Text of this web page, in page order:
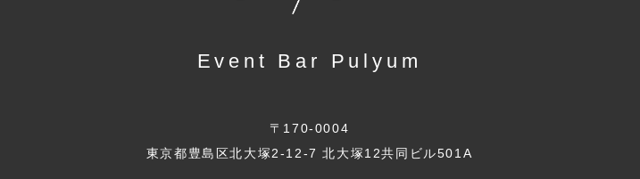
Event Bar Pulyum
〒170-0004
東京都豊島区北大塚2-12-7 北大塚12共同ビル501A